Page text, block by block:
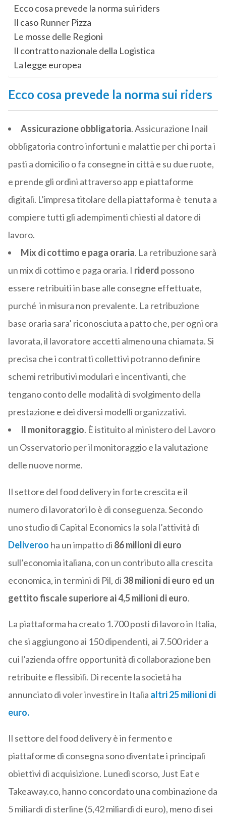
Ecco cosa prevede la norma sui riders
Il caso Runner Pizza
Le mosse delle Regioni
Il contratto nazionale della Logistica
La legge europea
Ecco cosa prevede la norma sui riders
Assicurazione obbligatoria. Assicurazione Inail
obbligatoria contro infortuni e malattie per chi porta i
pasti a domicilio o fa consegne in città e su due ruote,
e prende gli ordini attraverso app e piattaforme
digitali. L’impresa titolare della piattaforma è tenuta a
compiere tutti gli adempimenti chiesti al datore di
lavoro.
Mix di cottimo e paga oraria. La retribuzione sarà
un mix di cottimo e paga oraria. I riderd possono
essere retribuiti in base alle consegne effettuate,
purché in misura non prevalente. La retribuzione
base oraria sara’ riconosciuta a patto che, per ogni ora
lavorata, il lavoratore accetti almeno una chiamata. Si
precisa che i contratti collettivi potranno definire
schemi retributivi modulari e incentivanti, che
tengano conto delle modalità di svolgimento della
prestazione e dei diversi modelli organizzativi.
Il monitoraggio. È istituito al ministero del Lavoro
un Osservatorio per il monitoraggio e la valutazione
delle nuove norme.
Il settore del food delivery in forte crescita e il
numero di lavoratori lo è di conseguenza. Secondo
uno studio di Capital Economics la sola l’attività di
Deliveroo ha un impatto di 86 milioni di euro
sull’economia italiana, con un contributo alla crescita
economica, in termini di Pil, di 38 milioni di euro ed un
gettito fiscale superiore ai 4,5 milioni di euro.
La piattaforma ha creato 1.700 posti di lavoro in Italia,
che si aggiungono ai 150 dipendenti, ai 7.500 rider a
cui l’azienda offre opportunità di collaborazione ben
retribuite e flessibili. Di recente la società ha
annunciato di voler investire in Italia altri 25 milioni di
euro.
Il settore del food delivery è in fermento e
piattaforme di consegna sono diventate i principali
obiettivi di acquisizione. Lunedì scorso, Just Eat e
Takeaway.co, hanno concordato una combinazione da
5 miliardi di sterline (5,42 miliardi di euro), meno di sei